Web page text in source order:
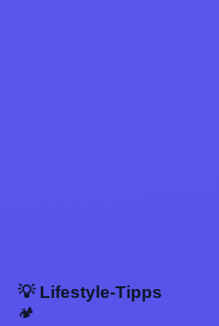
💡 Lifestyle-Tipps
🏕️